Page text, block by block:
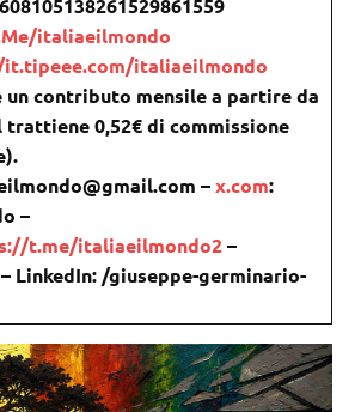
italiaeilmondo
italiaeilmondo
un contributo mensile a partire da
trattiene 0,52€ di commissione
–x.com:
–
t.me/italiaeilmondo2–
LinkedIn: /giuseppe-germinario-